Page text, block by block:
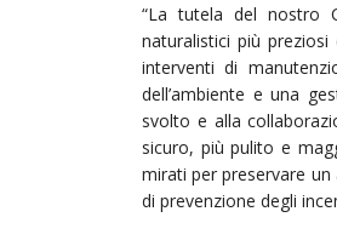
“La tutela del nostro
naturalistici più
interventi di
dell’ambiente e una
svolto e alla
sicuro, più pulito e
mirati per preservare
di prevenzione degli